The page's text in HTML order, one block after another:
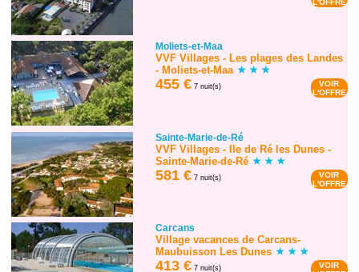
L'OFFRE
Moliets-et-Maa
VVF Villages - Les plages des Landes
- Moliets-et-Maa
455 € 7 nuit(s)
VOIR
L'OFFRE
Sainte-Marie-de-Ré
VVF Villages - Ile de Ré les Dunes -
Sainte-Marie-de-Ré
581 € 7 nuit(s)
VOIR
L'OFFRE
Carcans
Village vacances de Carcans-
Maubuisson Les Dunes
413 € 7 nuit(s)
VOIR